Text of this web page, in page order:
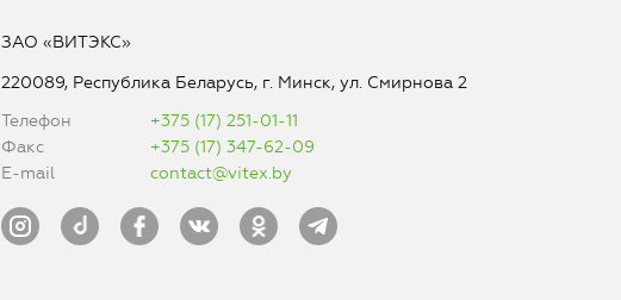
ЗАО «ВИТЭКС»
220089, Республика Беларусь, г. Минск, ул. Смирнова 2
Телефон
+375 (17) 251-01-11
Факс
+375 (17) 347-62-09
E-mail
contact@vitex.by